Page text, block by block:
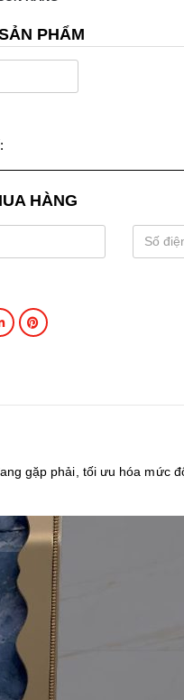
PHẨM
HÀNG
gặp phải, tối ưu hóa mức